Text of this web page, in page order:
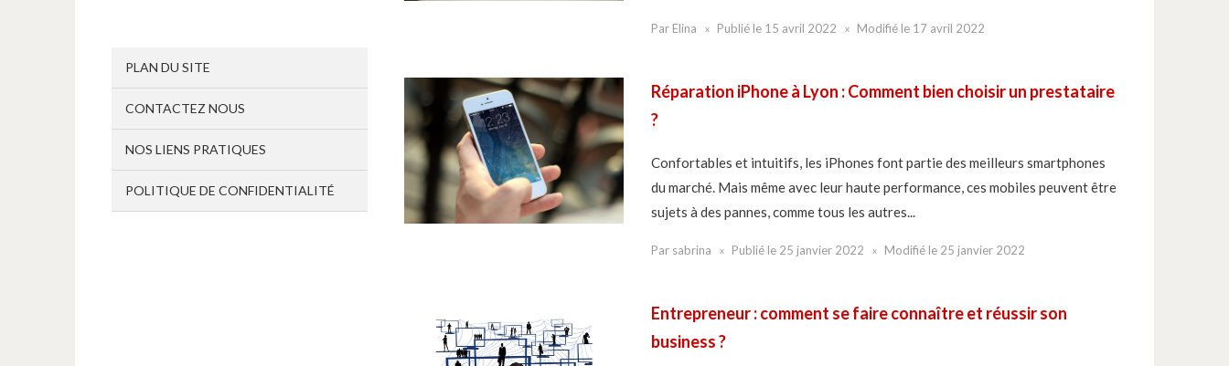
Par Elina Publié le 15 avril 2022 Modifié le 17 avril 2022
Réparation iPhone à Lyon : Comment bien choisir un prestataire
?
Confortables et intuitifs, les iPhones font partie des meilleurs smartphones
du marché. Mais même avec leur haute performance, ces mobiles peuvent être
sujets à des pannes, comme tous les autres...
Par sabrina Publié le 25 janvier 2022 Modifié le 25 janvier 2022
Entrepreneur : comment se faire connaître et réussir son
business ?
PLAN DU SITE
CONTACTEZ NOUS
NOS LIENS PRATIQUES
POLITIQUE DE CONFIDENTIALITÉ